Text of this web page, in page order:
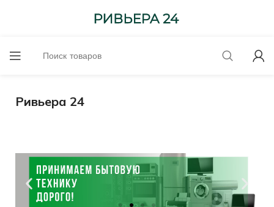
Ривьера 24